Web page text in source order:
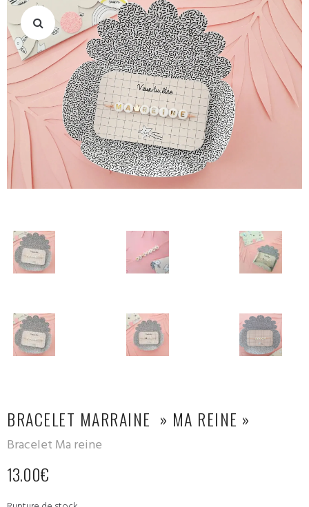
BRACELET MARRAINE » MA REINE »
Bracelet Ma reine
13.00€